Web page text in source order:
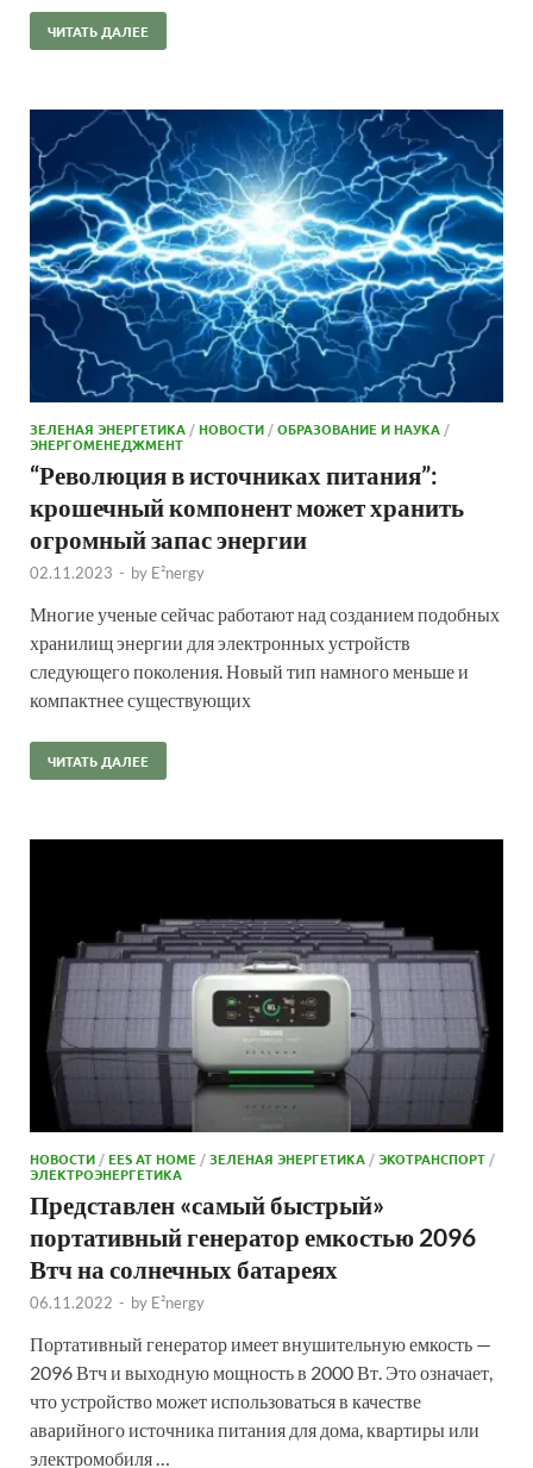
ЧИТАТЬ ДАЛЕЕ
ЗЕЛЕНАЯ ЭНЕРГЕТИКА /НОВОСТИ /ОБРАЗОВАНИЕ И НАУКА /
ЭНЕРГОМЕНЕДЖМЕНТ
“Революция в источниках питания”:
крошечный компонент может хранить
огромный запас энергии
02.11.2023 - by E²nergy
Многие ученые сейчас работают над созданием подобных
хранилищ энергии для электронных устройств
следующего поколения. Новый тип намного меньше и
компактнее существующих
ЧИТАТЬ ДАЛЕЕ
НОВОСТИ /EES AT HOME /ЗЕЛЕНАЯ ЭНЕРГЕТИКА /ЭКОТРАНСПОРТ /
ЭЛЕКТРОЭНЕРГЕТИКА
Представлен «самый быстрый»
портативный генератор емкостью 2096
Втч на солнечных батареях
06.11.2022 - by E²nergy
Портативный генератор имеет внушительную емкость —
2096 Втч и выходную мощность в 2000 Вт. Это означает,
что устройство может использоваться в качестве
аварийного источника питания для дома, квартиры или
электромобиля …